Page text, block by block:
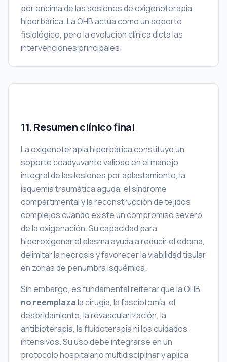
por encima de las sesiones de oxigenoterapia
hiperbárica. La OHB actúa como un soporte
fisiológico, pero la evolución clínica dicta las
intervenciones principales.
11. Resumen clínico final
La oxigenoterapia hiperbárica constituye un
soporte coadyuvante valioso en el manejo
integral de las lesiones por aplastamiento, la
isquemia traumática aguda, el síndrome
compartimental y la reconstrucción de tejidos
complejos cuando existe un compromiso severo
de la oxigenación. Su capacidad para
hiperoxigenar el plasma ayuda a reducir el edema,
delimitar la necrosis y favorecer la viabilidad tisular
en zonas de penumbra isquémica.
Sin embargo, es fundamental reiterar que la OHB
no reemplazala cirugía, la fasciotomía, el
desbridamiento, la revascularización, la
antibioterapia, la fluidoterapia ni los cuidados
intensivos. Su uso debe integrarse en un
protocolo hospitalario multidisciplinar y aplica